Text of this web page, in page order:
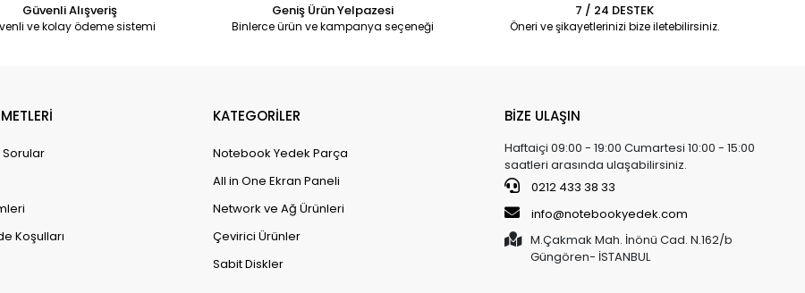
Güvenli Alışveriş
ve kolay ödeme sistemi
Geniş Ürün Yelpazesi
Binlerce ürün ve kampanya seçeneği
7 / 24 DESTEK
Öneri ve şikayetlerinizi bize iletebilirsiniz.
Sorular
Koşulları
KATEGORİLER
Notebook Yedek Parça
All in One Ekran Paneli
Network ve Ağ Ürünleri
Çevirici Ürünler
Sabit Diskler
BİZE ULAŞIN
Haftaiçi 09:00 - 19:00 Cumartesi 10:00 - 15:00
saatleri arasında ulaşabilirsiniz.
0212 433 38 33
info@notebookyedek.com
M.Çakmak Mah. İnönü Cad. N.162/b
Güngören- İSTANBUL